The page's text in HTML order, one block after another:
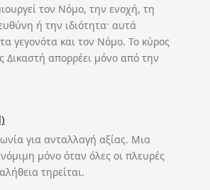
τον Νόμο, την ενοχή, τη
ή την ιδιότητα· αυτά
γεγονότα και τον Νόμο. Το κύρος
Δικαστή απορρέει μόνο από την
για ανταλλαγή αξίας. Μια
μόνο όταν όλες οι πλευρές
τηρείται.